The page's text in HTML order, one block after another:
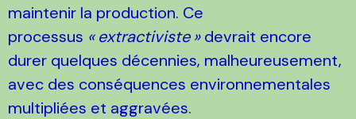
maintenir la production. Ce
processus « extractiviste »devrait encore
durer quelques décennies, malheureusement,
avec des conséquences environnementales
multipliées et aggravées.